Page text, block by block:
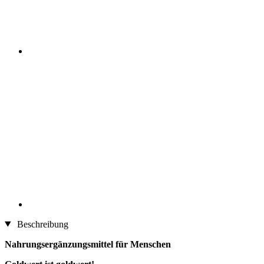
Beschreibung
Nahrungsergänzungsmittel für Menschen